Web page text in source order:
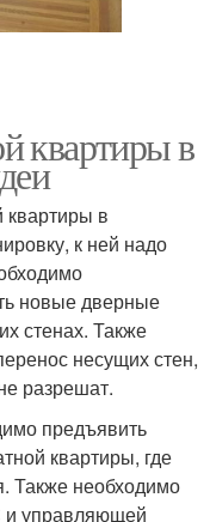
квартиры в
квартиры в
к ней надо
новые дверные
стенах. Также
несущих стен,
разрешат.
предъявить
квартиры, где
Также необходимо
и управляющей